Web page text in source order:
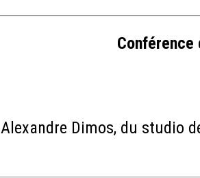
Conférence
Alexandre Dimos, du studio